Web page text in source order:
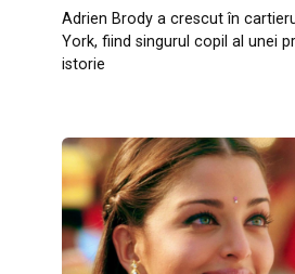
Adrien Brody a crescut în
York, fiind singurul copil al unei
istorie